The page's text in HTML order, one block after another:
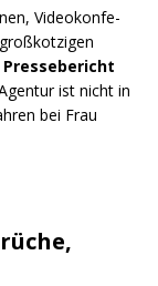
Video­kon­fe­
ist nicht in
bei Frau